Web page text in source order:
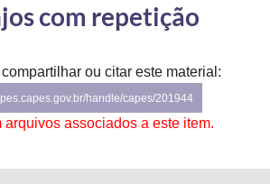
com repetição
ou citar este material:
handle/capes/201944
arquivos associados a este item.